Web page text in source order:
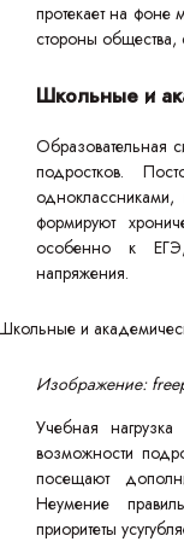
протекает на фоне
стороны общества,
Школьные и
Образовательная
подростков.
формируют
особенно к ЕГЭ,
напряжения.
Изображение:
Учебная
возможности
посещают
Неумение
приоритеты